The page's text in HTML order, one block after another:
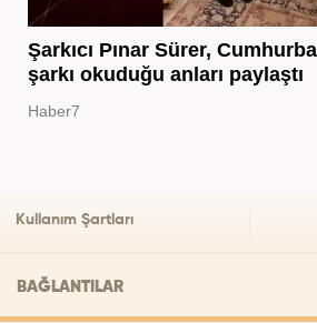
Şarkıcı Pınar Sürer,
şarkı okuduğu anları paylaştı
Haber7
Kullanım Şartları
BAĞLANTILAR